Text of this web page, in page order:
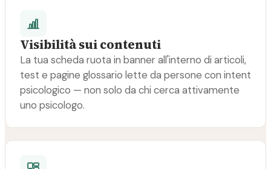
Visibilità sui contenuti
La tua scheda ruota in banner all'interno di articoli,
test e pagine glossario lette da persone con intent
psicologico — non solo da chi cerca attivamente
uno psicologo.